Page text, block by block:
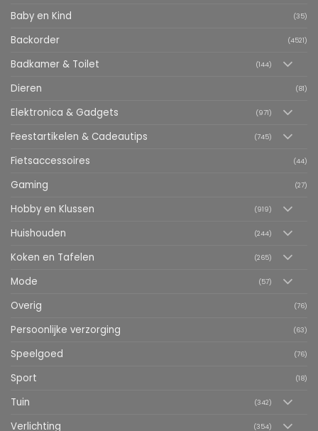
Baby en Kind (35)
Backorder (4521)
Badkamer & Toilet (144)
Dieren (81)
Elektronica & Gadgets (971)
Feestartikelen & Cadeautips (745)
Fietsaccessoires (44)
Gaming (27)
Hobby en Klussen (919)
Huishouden (244)
Koken en Tafelen (265)
Mode (57)
Overig (76)
Persoonlijke verzorging (63)
Speelgoed (76)
Sport (18)
Tuin (342)
Verlichting (354)